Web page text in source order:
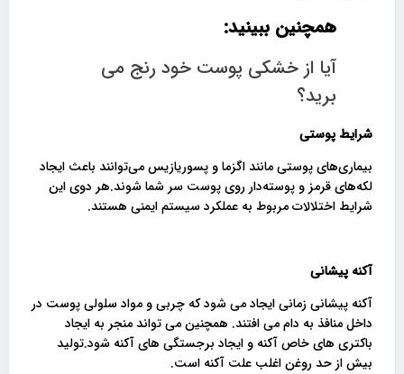
همچنین ببینید:
آیا از خشکی پوست خود رنج می
برید؟
شرایط پوستی
بیماری‌های پوستی مانند اگزما و پسوریازیس می‌توانند باعث ایجاد
لکه‌های قرمز و پوسته‌دار روی پوست سر شما شوند.هر دوی این
شرایط اختلالات مربوط به عملکرد سیستم ایمنی هستند.
آکنه پیشانی
آکنه پیشانی زمانی ایجاد می شود که چربی و مواد سلولی پوست در
داخل منافذ به دام می افتند. همچنین می تواند منجر به ایجاد
باکتری های خاص آکنه و ایجاد برجستگی های آکنه شود.تولید
بیش از حد روغن اغلب علت آکنه است.